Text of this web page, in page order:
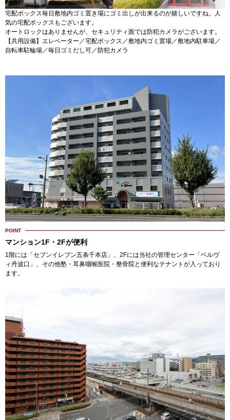
宅配ボックス毎日敷地内ゴミ置き場にゴミ出しが出来るのが嬉しいですね。人
気の宅配ボックスもございます。
オートロックはありませんが、セキュリティ面では防犯カメラがございます。
【共用設備】エレベーター／宅配ボックス／敷地内ゴミ置場／敷地内駐車場／
自転車駐輪場／毎日ゴミだし可／防犯カメラ
POINT
マンション1F・2Fが便利
1階には「セブンイレブン五条千本店」、2Fには当社の管理センター「ベルヴ
ィ丹波口」、その他塾・耳鼻咽喉医院・整骨院と便利なテナントが入っており
ます。